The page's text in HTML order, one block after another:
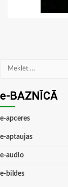
Meklēt:
e-BAZNĪCĀ
e-apceres
e-aptaujas
e-audio
e-bildes